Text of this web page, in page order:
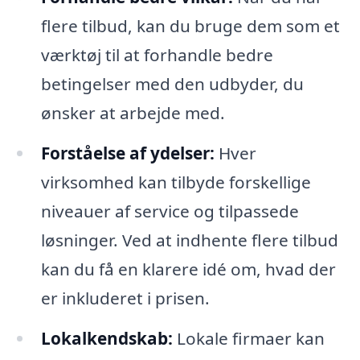
flere tilbud, kan du bruge dem som et
værktøj til at forhandle bedre
betingelser med den udbyder, du
ønsker at arbejde med.
Forståelse af ydelser: Hver
virksomhed kan tilbyde forskellige
niveauer af service og tilpassede
løsninger. Ved at indhente flere tilbud
kan du få en klarere idé om, hvad der
er inkluderet i prisen.
Lokalkendskab: Lokale firmaer kan